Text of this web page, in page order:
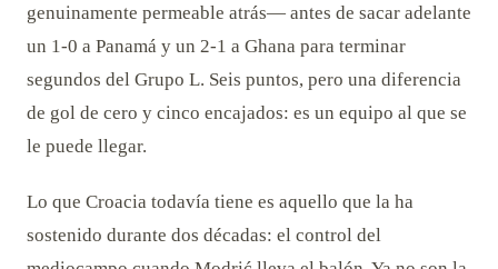
genuinamente permeable atrás— antes de sacar adelante
un 1-0 a Panamá y un 2-1 a Ghana para terminar
segundos del Grupo L. Seis puntos, pero una diferencia
de gol de cero y cinco encajados: es un equipo al que se
le puede llegar.
Lo que Croacia todavía tiene es aquello que la ha
sostenido durante dos décadas: el control del